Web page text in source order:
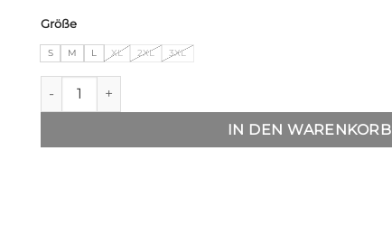
Größe
S M L XL 2XL 3XL
T.O.L. Hood Sweater - sand melange-olive Menge
IN DEN WARENKORB